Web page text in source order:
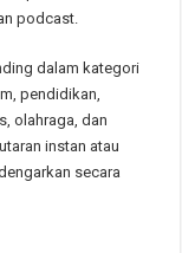
podcast.
dalam kategori
pendidikan,
olahraga, dan
instan atau
secara